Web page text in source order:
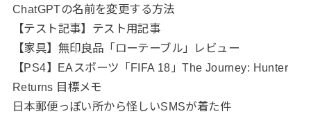
ChatGPTの名前を変更する方法
【テスト記事】テスト用記事
【家具】無印良品「ローテーブル」レビュー
【PS4】EAスポーツ「FIFA 18」The Journey: Hunter
Returns 目標メモ
日本郵便っぽい所から怪しいSMSが着た件